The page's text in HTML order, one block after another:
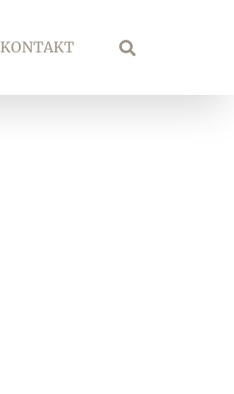
KONTAKT Suche